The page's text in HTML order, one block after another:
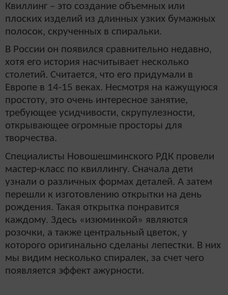
Квиллинг – это создание объемных или
плоских изделий из длинных узких бумажных
полосок, скрученных в спиральки.
В России он появился сравнительно недавно,
хотя его история насчитывает несколько
столетий. Считается, что его придумали в
Европе в 14-15 веках. Несмотря на кажущуюся
простоту, это очень интересное занятие,
требующее усидчивости, скрупулезности,
открывающее огромные просторы для
творчества.
Специалисты Новошешминского РДК провели
мастер-класс по квиллингу. Сначала дети
узнали о различных формах деталей. А затем
перешли к изготовлению открытки на день
рождения. Такая открытка понравится
каждому. Здесь «изюминкой» являются
розочки, а также центральный цветок, у
которого оригинально сделаны лепестки. В них
мы видим несколько спиралек, за счет чего
появляется эффект ажурности.